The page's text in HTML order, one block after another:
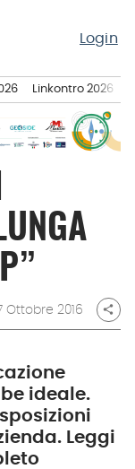
Login
Linkontro 2026
Ottobre 2016 share
ideale.
Leggi